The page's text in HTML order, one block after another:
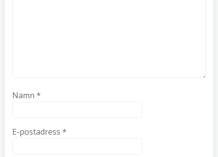
Namn *
E-postadress *